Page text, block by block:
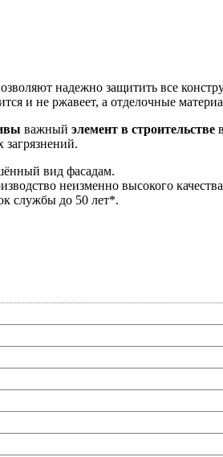
надежно защитить все
и не ржавеет, а отделочные
важный элемент в строительстве
загрязнений.
вид фасадам.
неизменно высокого
службы до 50 лет*.